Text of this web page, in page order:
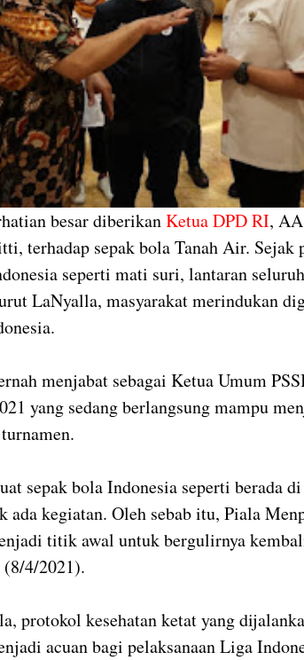
besar diberikanKetua DPD RI, AA
terhadap sepak bola Tanah Air. Sejak
seperti mati suri, lantaran
LaNyalla, masyarakat merindukan
menjabat sebagai Ketua Umum
yang sedang berlangsung mampu
sepak bola Indonesia seperti berada
ada kegiatan. Oleh sebab itu, Piala
titik awal untuk bergulirnya
(8/4/2021).
protokol kesehatan ketat yang
acuan bagi pelaksanaan Liga